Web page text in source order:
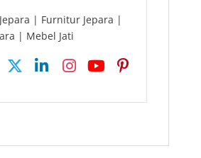
| Furnitur Jepara |
| Mebel Jati